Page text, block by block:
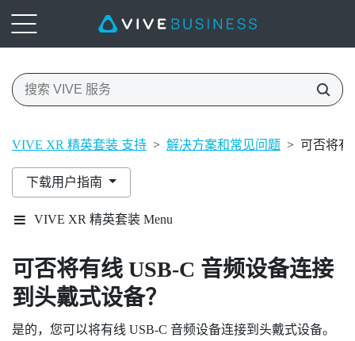
VIVE XR 精英套装 支持 > 解决方案和常见问题 > 可否将有
下载用户指南
VIVE XR 精英套装 Menu
可否将有线 USB-C 音频设备连接
到头戴式设备？
是的，您可以将有线 USB-C 音频设备连接到头戴式设备。